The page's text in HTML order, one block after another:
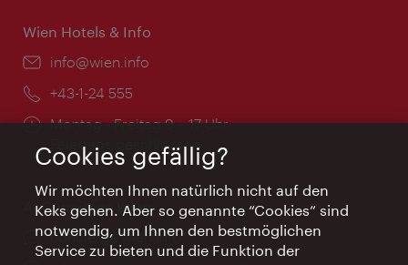
Wien Hotels & Info
Email:
info@wien.info
Telefon:
+43-1-24 555
Öffnungszeiten:
Montag - Freitag 9 – 17 Uhr
Feiertags geschlossen
AI Concierge Wien
Ort:
concierge.wien.info
Cookies gefällig?
Wir möchten Ihnen natürlich nicht auf den
Keks gehen. Aber so genannte “Cookies” sind
notwendig, um Ihnen den bestmöglichen
Service zu bieten und die Funktion der